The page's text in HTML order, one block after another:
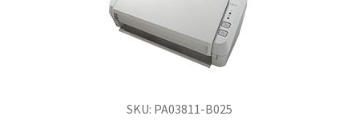
SKU: PA03811-B025